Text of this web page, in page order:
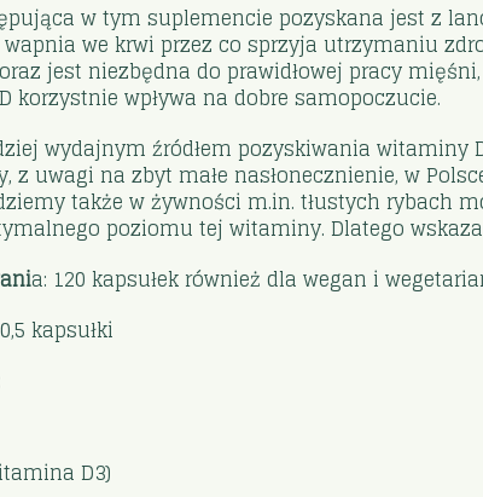
w tym suplemencie pozyskana jest z
we krwi przez co sprzyja utrzymaniu
jest niezbędna do prawidłowej pracy
korzystnie wpływa na dobre samopoczucie.
wydajnym źródłem pozyskiwania witaminy
z uwagi na zbyt małe nasłonecznienie, w
także w żywności m.in. tłustych rybach
poziomu tej witaminy. Dlatego
a: 120 kapsułek również dla wegan i
kapsułki
D3)